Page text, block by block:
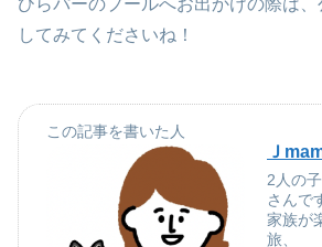
ひらパーのプールへお出かけの際は
してみてくださいね！
この記事を書いた人
Ｊ
2人の
さんで
家族が
旅、